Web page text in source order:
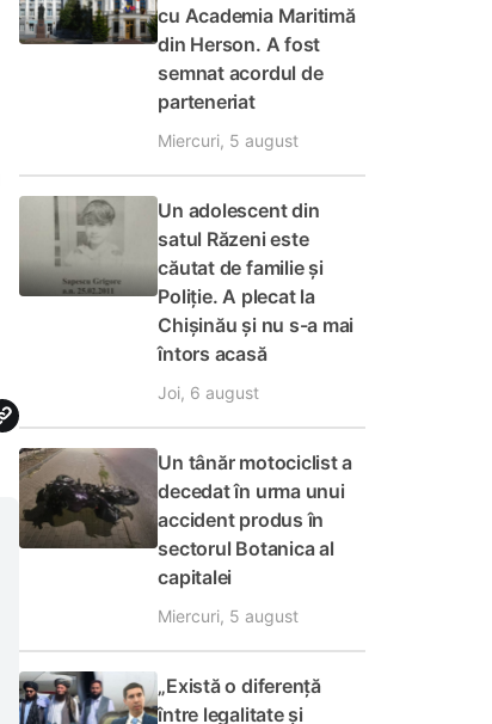
cu Academia Maritimă
din Herson. A fost
semnat acordul de
parteneriat
Miercuri, 5 august
Un adolescent din
satul Răzeni este
căutat de familie și
Poliție. A plecat la
Chișinău și nu s-a mai
întors acasă
Joi, 6 august
Un tânăr motociclist a
decedat în urma unui
accident produs în
sectorul Botanica al
capitalei
Miercuri, 5 august
„Există o diferență
între legalitate și